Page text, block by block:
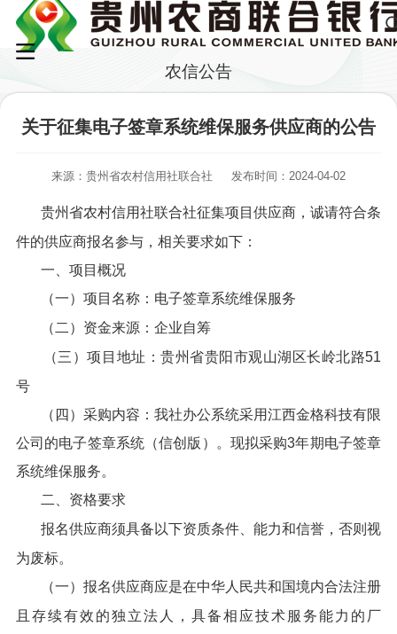
农信公告
关于征集电子签章系统维保服务供应商的公告
来源：贵州省农村信用社联合社 发布时间：2024-04-02
贵州省农村信用社联合社征集项目供应商，诚请符合条
件的供应商报名参与，相关要求如下：
一、项目概况
（一）项目名称：电子签章系统维保服务
（二）资金来源：企业自筹
（三）项目地址：贵州省贵阳市观山湖区长岭北路51
号
（四）采购内容：我社办公系统采用江西金格科技有限
公司的电子签章系统（信创版）。现拟采购3年期电子签章
系统维保服务。
二、资格要求
报名供应商须具备以下资质条件、能力和信誉，否则视
为废标。
（一）报名供应商应是在中华人民共和国境内合法注册
且存续有效的独立法人，具备相应技术服务能力的厂